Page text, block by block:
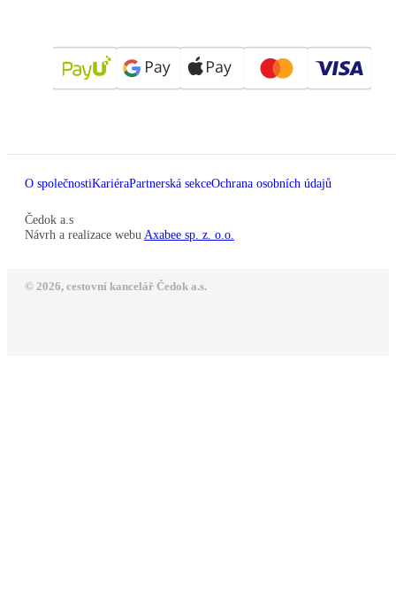
O společnostiKariéraPartnerská sekceOchrana osobních údajů
Čedok a.s
Návrh a realizace webu Axabee sp. z. o.o.
© 2026, cestovní kancelář Čedok a.s.